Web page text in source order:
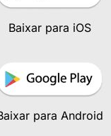
Baixar para iOS
para Android